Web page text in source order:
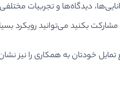
دیدگاه‌ها و تجربیات
بکنید می‌توانید رویکرد
خودتان به همکاری را نیز